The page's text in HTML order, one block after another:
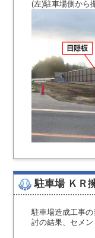
(左)駐車場側から
駐車場 ＫＲ
駐車場造成工事
討の結果、セメ